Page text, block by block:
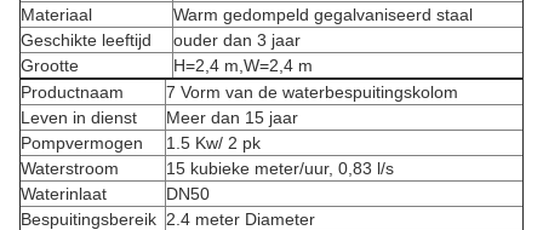
Materiaal
Warm gedompeld gegalvaniseerd staal
Geschikte leeftijd
ouder dan 3 jaar
Grootte
H=2,4 m,W=2,4 m
Productnaam
7 Vorm van de waterbespuitingskolom
Leven in dienst
Meer dan 15 jaar
Pompvermogen
1.5 Kw/ 2 pk
Waterstroom
15 kubieke meter/uur, 0,83 l/s
Waterinlaat
DN50
Bespuitingsbereik 2.4 meter Diameter